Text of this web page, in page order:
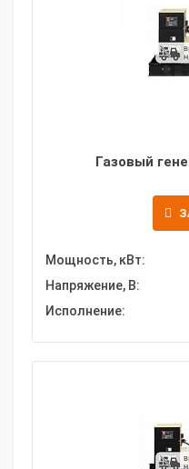
Газовый
Мощность, кВт:
Напряжение, В:
Исполнение: